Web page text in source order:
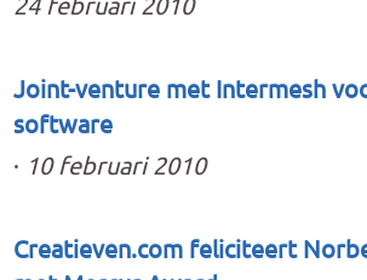
Joint-venture met Intermesh
software
· 10 februari 2010
Creatieven.com feliciteert